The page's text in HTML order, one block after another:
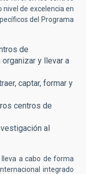
de excelencia en
del Programa
de
y llevar a
captar, formar y
centros de
al
a cabo de forma
integrado